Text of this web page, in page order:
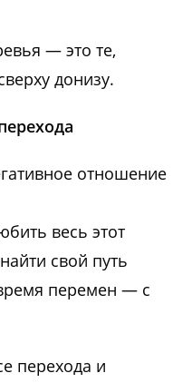
— это те,
донизу.
отношение
весь этот
свой путь
перемен — с
перехода и